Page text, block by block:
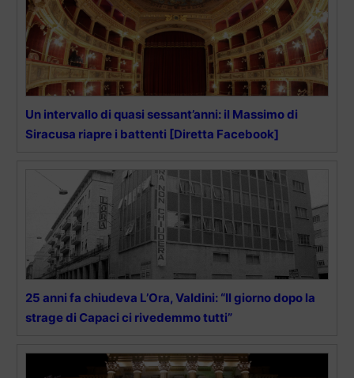
Un intervallo di quasi sessant’anni: il Massimo di
Siracusa riapre i battenti [Diretta Facebook]
25 anni fa chiudeva L’Ora, Valdini: “Il giorno dopo la
strage di Capaci ci rivedemmo tutti”